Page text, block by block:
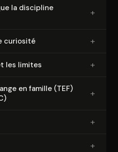
la discipline
+
curiosité +
les limites +
en famille (TEF)
+
+
+